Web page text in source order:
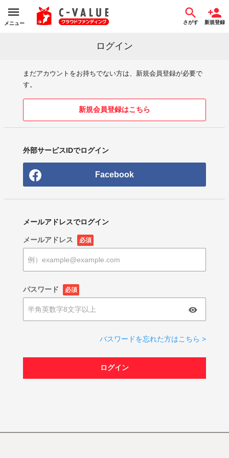
メニュー さがす 新規登録
ログイン
まだアカウントをお持ちでない方は、新規会員登録が必要で
す。
新規会員登録はこちら
外部サービスIDでログイン
Facebook
メールアドレスでログイン
メールアドレス 必須
パスワード 必須
パスワードを忘れた方はこちら >
ログイン